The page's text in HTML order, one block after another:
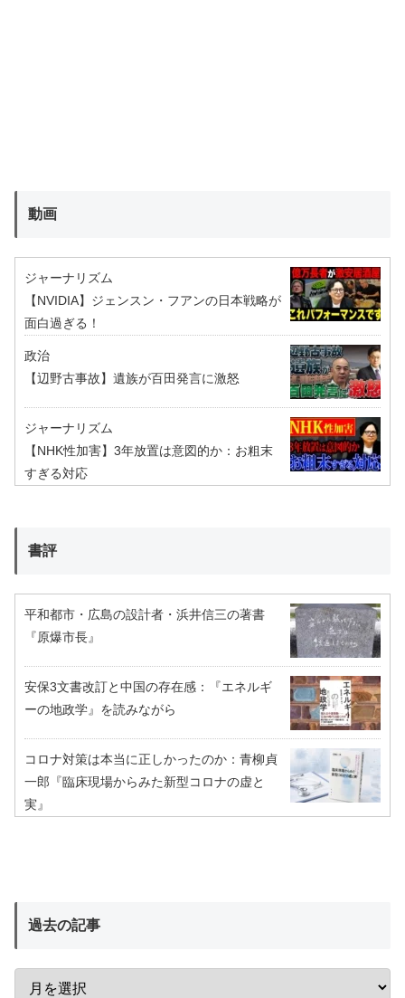
動画
ジャーナリズム
【NVIDIA】ジェンスン・フアンの日本戦略が
面白過ぎる！
政治
【辺野古事故】遺族が百田発言に激怒
ジャーナリズム
【NHK性加害】3年放置は意図的か：お粗末
すぎる対応
書評
平和都市・広島の設計者・浜井信三の著書
『原爆市長』
安保3文書改訂と中国の存在感：『エネルギ
ーの地政学』を読みながら
コロナ対策は本当に正しかったのか：青柳貞
一郎『臨床現場からみた新型コロナの虚と
実』
過去の記事